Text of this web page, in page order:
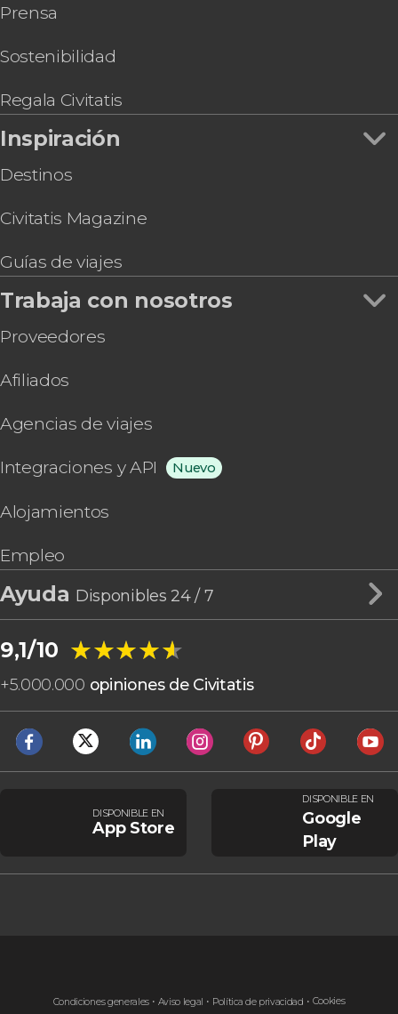
Prensa
Sostenibilidad
Regala Civitatis
Inspiración
Destinos
Civitatis Magazine
Guías de viajes
Trabaja con nosotros
Proveedores
Afiliados
Agencias de viajes
Integraciones y API Nuevo
Alojamientos
Empleo
Ayuda Disponibles 24 / 7
9,1/10 ★★★★★
★★★★★
+5.000.000 opiniones de Civitatis
DISPONIBLE EN
App Store
DISPONIBLE EN
Google
Play
Condiciones generales Aviso legal Política de privacidad Cookies